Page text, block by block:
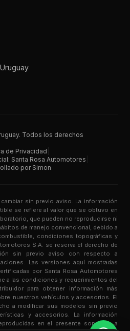
Todos los derechos
de Privacidad
Santa Rosa Automotores
por Simon
sin previo aviso. La información
se refiere al valor que se obtuvo en
que pueden no reproducirse ni
de manejo convencional, debido a
condiciones topográficas y
S.A. se reserva el derecho de
sin previo aviso con respecto a
Las versiones aquí mostradas
por Santa Rosa Automotores
a las condiciones y requerimientos del
para obtener información más
nuestros vehículos y accesorios. El
a modificar sus modelos sin previo
y accesorios. La información
en el presente son solo a